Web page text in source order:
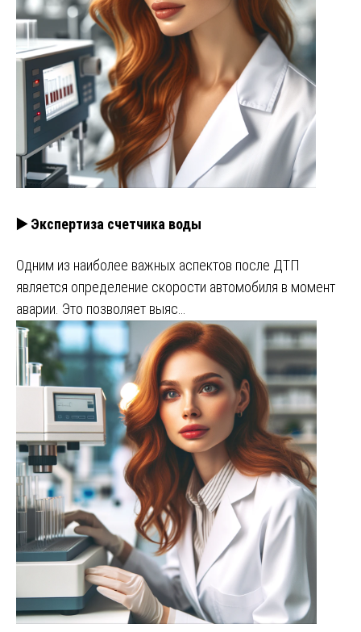
▶️ Экспертиза счетчика воды
Одним из наиболее важных аспектов после ДТП
является определение скорости автомобиля в момент
аварии. Это позволяет выяс…